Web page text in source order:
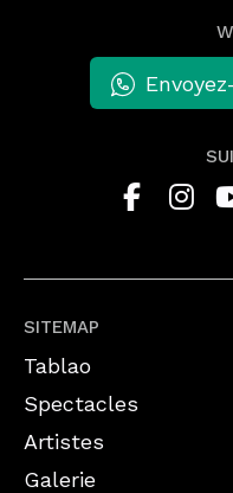
SITEMAP
Tablao
Spectacles
Artistes
Galerie